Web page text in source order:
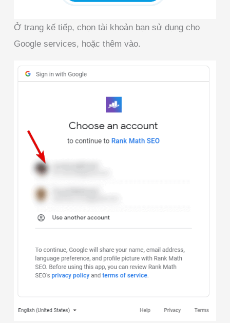
Ở trang kế tiếp, chọn tài khoản bạn sử dụng cho
Google services, hoặc thêm vào.